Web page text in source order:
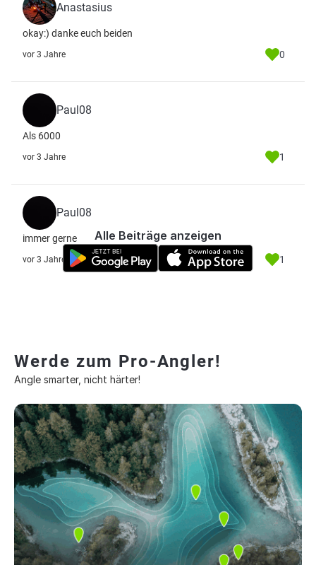
Anastasius
okay:) danke euch beiden
vor 3 Jahre 0
Paul08
Als 6000
vor 3 Jahre 1
Paul08
immer gerne
vor 3 Jahre 1
Alle Beiträge anzeigen
Werde zum Pro-Angler!
Angle smarter, nicht härter!